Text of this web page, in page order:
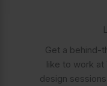
Get a behind-
like to work at
design